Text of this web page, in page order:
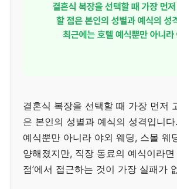
결혼식 복장을 선택할 때 가장 먼저
은 본인의 성별과 예식의 성격입니
예식뿐만 아니라 야외 웨딩, 스몰 웨
양해졌지만, 직장 동료의 예식이라면
점’에서 접근하는 것이 가장 실패가